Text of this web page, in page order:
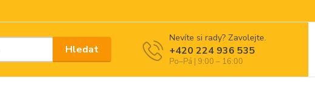
Hledat
Nevíte si rady? Zavolejte.
+420 224 936 535
Po–Pá | 9:00 – 16:00